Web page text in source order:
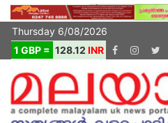
Thursday 6/08/2026
1 GBP = 128.12 INR